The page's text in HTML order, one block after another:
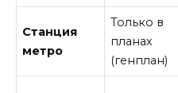
Станция
метро
Только в
планах
(генплан)